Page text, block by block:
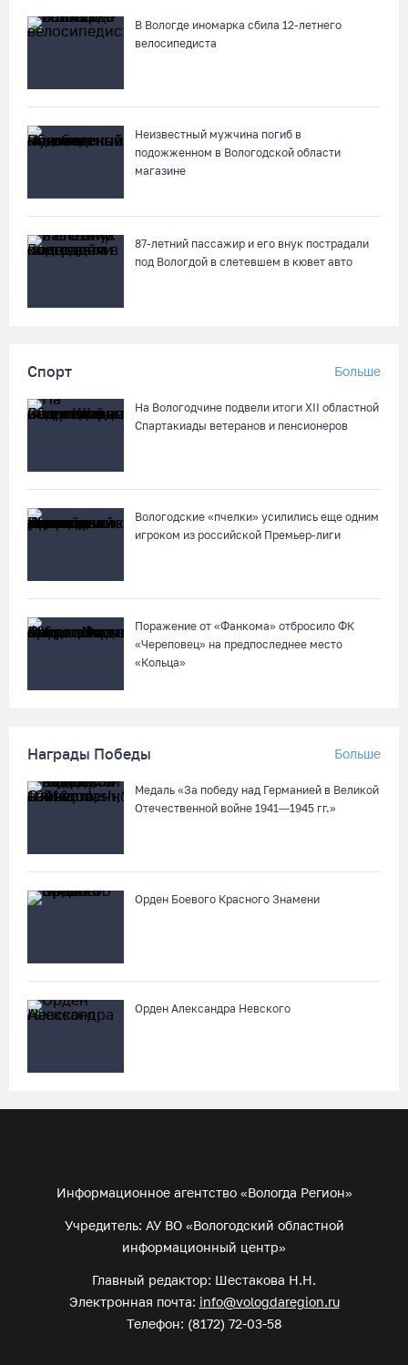
В Вологде иномарка сбила 12-летнего
велосипедиста
Неизвестный мужчина погиб в
подожженном в Вологодской области
магазине
87-летний пассажир и его внук пострадали
под Вологдой в слетевшем в кювет авто
Спорт Больше
На Вологодчине подвели итоги XII областной
Спартакиады ветеранов и пенсионеров
Вологодские «пчелки» усилились еще одним
игроком из российской Премьер-лиги
Поражение от «Фанкома» отбросило ФК
«Череповец» на предпоследнее место
«Кольца»
Награды Победы Больше
Медаль «За победу над Германией в Великой
Отечественной войне 1941—1945 гг.»
Орден Боевого Красного Знамени
Орден Александра Невского
Информационное агентство «Вологда Регион»
Учредитель: АУ ВО «Вологодский областной
информационный центр»
Главный редактор: Шестакова Н.Н.
Электронная почта: info@vologdaregion.ru
Телефон: (8172) 72-03-58